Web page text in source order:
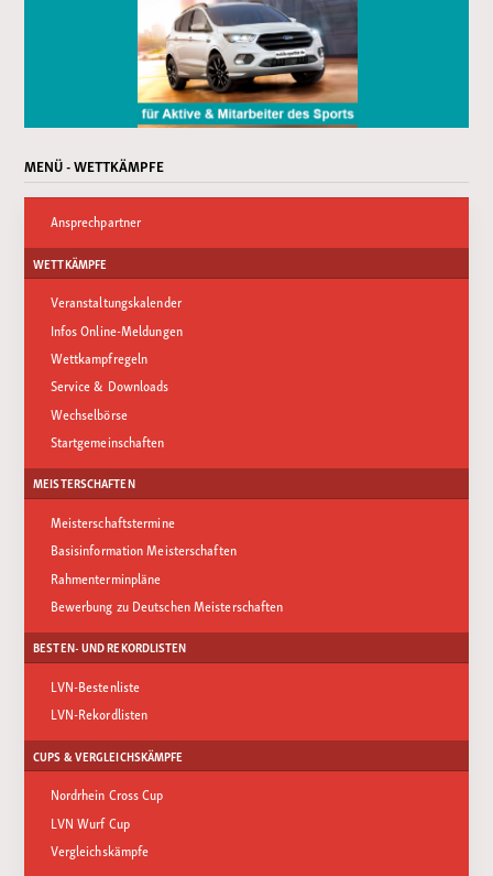
MENÜ - WETTKÄMPFE
Ansprechpartner
WETTKÄMPFE
Veranstaltungskalender
Infos Online-Meldungen
Wettkampfregeln
Service & Downloads
Wechselbörse
Startgemeinschaften
MEISTERSCHAFTEN
Meisterschaftstermine
Basisinformation Meisterschaften
Rahmenterminpläne
Bewerbung zu Deutschen Meisterschaften
BESTEN- UND REKORDLISTEN
LVN-Bestenliste
LVN-Rekordlisten
CUPS & VERGLEICHSKÄMPFE
Nordrhein Cross Cup
LVN Wurf Cup
Vergleichskämpfe